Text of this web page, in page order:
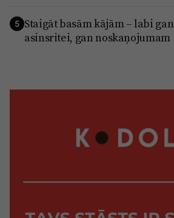
5 Staigāt basām kājām – labi gan
asinsritei, gan noskaņojumam